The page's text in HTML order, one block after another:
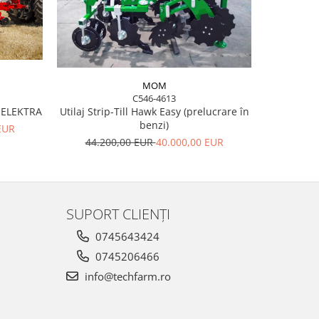
MOM
C546-4613
Utilaj Strip-Till Hawk Easy (prelucrare în
benzi)
44.200,00 EUR40.000,00 EUR
SUPORT CLIENȚI
0745643424
0745206466
info@techfarm.ro